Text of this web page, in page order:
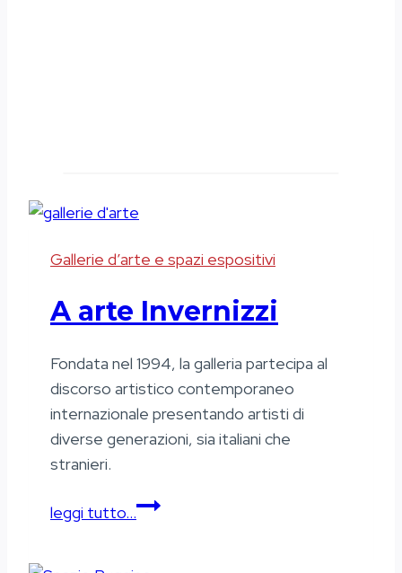
Gallerie d’arte e spazi espositivi
A arte Invernizzi
Fondata nel 1994, la galleria partecipa al
discorso artistico contemporaneo
internazionale presentando artisti di
diverse generazioni, sia italiani che
stranieri.
leggi tutto…A